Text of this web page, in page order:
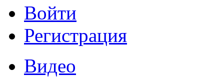
Войти
Регистрация
Видео